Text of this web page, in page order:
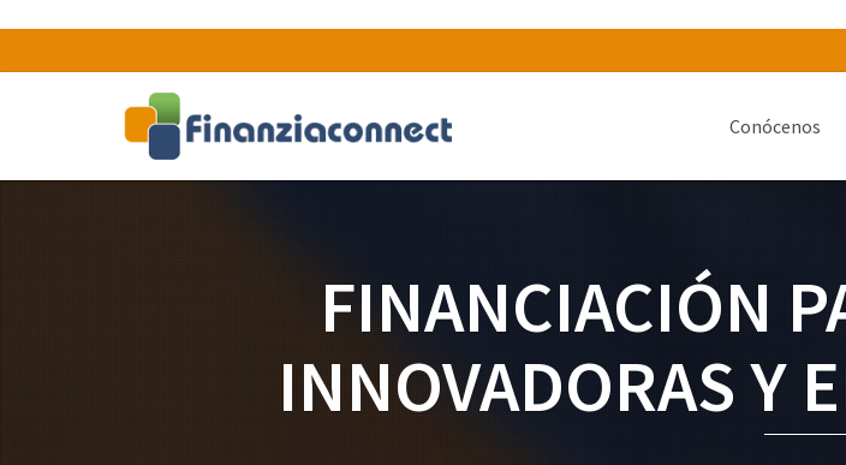
Conócenos
FINANCIACIÓN
INNOVADORAS Y